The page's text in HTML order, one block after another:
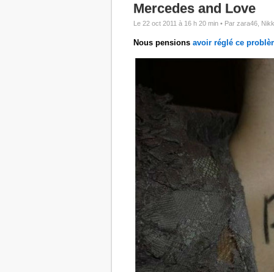
Mercedes and Love
Le 22 oct 2011 à 16 h 20 min • Par zara46,
Nous pensions avoir réglé ce